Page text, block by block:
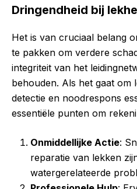
Dringendheid bij
Het is van cruciaal belang
te pakken om verdere
integriteit van het
behouden. Als het gaat om
detectie en noodrespons
essentiële punten om
Onmiddellijke Actie:
reparatie van lekken
watergerelateerde